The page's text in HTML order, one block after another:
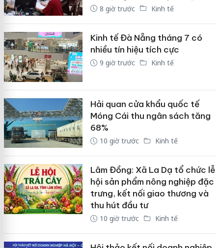
8 giờ trước Kinh tế
Kinh tế Đà Nẵng tháng 7 có
nhiều tín hiệu tích cực
9 giờ trước Kinh tế
Hải quan cửa khẩu quốc tế
Móng Cái thu ngân sách tăng
68%
10 giờ trước Kinh tế
Lâm Đồng: Xã La Dạ tổ chức lễ
hội sản phẩm nông nghiệp đặc
trưng, kết nối giao thương và
thu hút đầu tư
10 giờ trước Kinh tế